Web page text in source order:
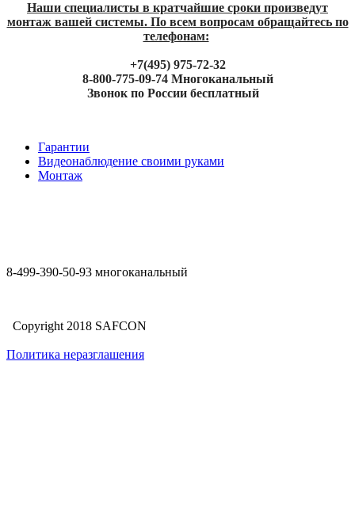
Наши специалисты в кратчайшие сроки произведут
монтаж вашей системы. По всем вопросам обращайтесь по
телефонам:
+7(495) 975-72-32
8-800-775-09-74 Многоканальный
Звонок по России бесплатный
Гарантии
Видеонаблюдение своими руками
Монтаж
8-499-390-50-93 многоканальный
Copyright 2018 SAFCON
Политика неразглашения